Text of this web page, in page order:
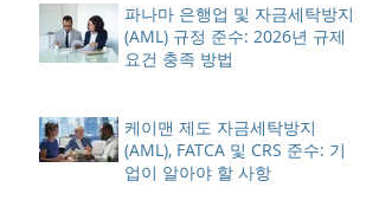
파나마 은행업 및 자금세탁방지
(AML) 규정 준수: 2026년 규제
요건 충족 방법
케이맨 제도 자금세탁방지
(AML), FATCA 및 CRS 준수: 기
업이 알아야 할 사항